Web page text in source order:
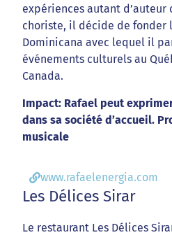
expériences autant
choriste, il décide de fonder
Dominicana avec lequel il
événements culturels au
Canada.
Impact: Rafael peut
dans sa société d’accueil.
musicale
www.rafaelenergia.com
Les Délices Sirar
Le restaurant Les Délices